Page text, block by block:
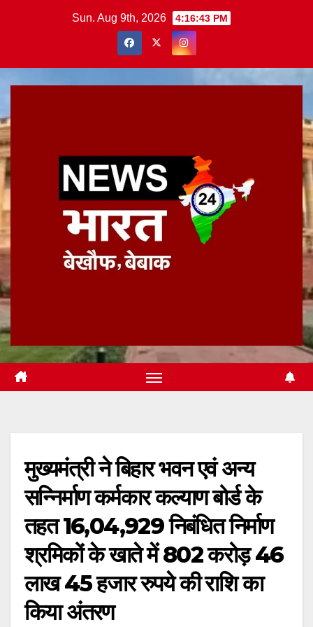
Sun. Aug 9th, 2026 4:16:44 PM
मुख्यमंत्री ने बिहार भवन एवं अन्य
सन्निर्माण कर्मकार कल्याण बोर्ड के
तहत 16,04,929 निबंधित निर्माण
श्रमिकों के खाते में 802 करोड़ 46
लाख 45 हजार रुपये की राशि का
किया अंतरण